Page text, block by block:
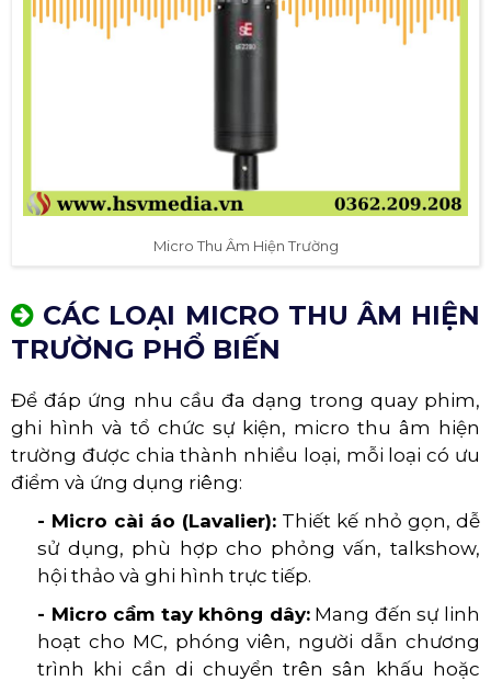
Micro Thu Âm Hiện Trường
CÁC LOẠI MICRO THU ÂM HIỆN
TRƯỜNG PHỔ BIẾN
Để đáp ứng nhu cầu đa dạng trong quay phim,
ghi hình và tổ chức sự kiện, micro thu âm hiện
trường được chia thành nhiều loại, mỗi loại có ưu
điểm và ứng dụng riêng:
- Micro cài áo (Lavalier): Thiết kế nhỏ gọn, dễ
sử dụng, phù hợp cho phỏng vấn, talkshow,
hội thảo và ghi hình trực tiếp.
- Micro cầm tay không dây:Mang đến sự linh
hoạt cho MC, phóng viên, người dẫn chương
trình khi cần di chuyển trên sân khấu hoặc